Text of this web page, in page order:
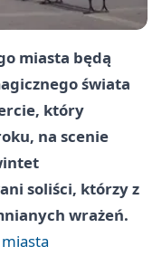
miasta będą
świata
który
na scenie
soliści, którzy z
wrażeń.